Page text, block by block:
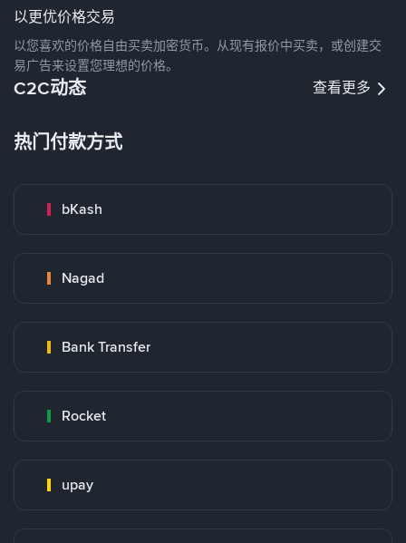
以更优价格交易
以您喜欢的价格自由买卖加密货币。从现有报价中买卖，或创建交
易广告来设置您理想的价格。
C2C动态 查看更多
热门付款方式
bKash
Nagad
Bank Transfer
Rocket
upay